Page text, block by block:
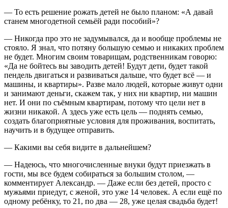
— То есть решение рожать детей не было планом: «А давай
станем многодетной семьёй ради пособий»?
— Никогда про это не задумывался, да и вообще проблемы не
стояло. Я знал, что потяну большую семью и никаких проблем
не будет. Многим своим товарищам, родственникам говорю:
«Да не бойтесь вы заводить детей! Будут дети, будет такой
пендель двигаться и развиваться дальше, что будет всё — и
машины, и квартиры». Разве мало людей, которые живут одни
и занимают деньги, скажем так, у них ни квартир, ни машин
нет. И они по съёмным квартирам, потому что цели нет в
жизни никакой. А здесь уже есть цель — поднять семью,
создать благоприятные условия для проживания, воспитать,
научить и в будущее отправить.
— Какими вы себя видите в дальнейшем?
— Надеюсь, что многочисленные внуки будут приезжать в
гости, мы все будем собираться за большим столом, —
комментирует Александр. — Даже если без детей, просто с
мужьями приедут, с женой, это уже 14 человек. А если ещё по
одному ребёнку, то 21, по два — 28, уже целая свадьба будет!